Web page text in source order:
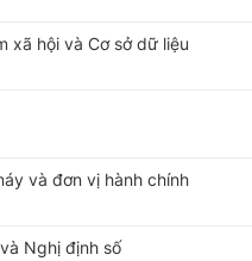
xã hội và Cơ sở dữ liệu
và đơn vị hành chính
Nghị định số